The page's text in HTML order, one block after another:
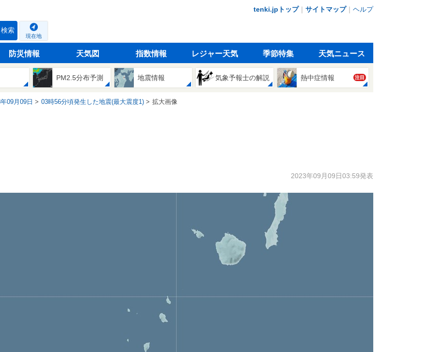
tenki.jpトップ｜ サイトマップ｜ ヘルプ
検索
現在地
防災情報 天気図 指数情報 レジャー天気 季節特集 天気ニュース
PM2.5分布予測 地震情報 気象予報士の解説 熱中症情報 注目
09月09日 03時56分頃発生した地震(最大震度1) 拡大画像
2023年09月09日03:59発表